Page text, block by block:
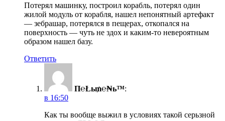
Потерял машинку, построил корабль, потерял один
жилой модуль от корабля, нашел непонятный артефакт
— зебрашар, потерялся в пещерах, откопался на
поверхность — чуть не здох и каким-то невероятным
образом нашел базу.
Ответить
П℮Łь₥℮₦ь™:
в 16:50
Как ты вообще выжил в условиях такой серьзной